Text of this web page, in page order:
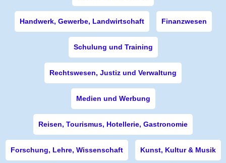
Handwerk, Gewerbe, Landwirtschaft Finanzwesen
Schulung und Training
Rechtswesen, Justiz und Verwaltung
Medien und Werbung
Reisen, Tourismus, Hotellerie, Gastronomie
Forschung, Lehre, Wissenschaft Kunst, Kultur & Musik